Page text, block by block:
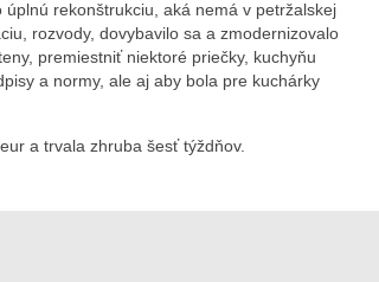
úplnú rekonštrukciu, aká nemá v petržalskej
rozvody, dovybavilo sa a zmodernizovalo
premiestniť niektoré priečky, kuchyňu
a normy, ale aj aby bola pre kuchárky
a trvala zhruba šesť týždňov.